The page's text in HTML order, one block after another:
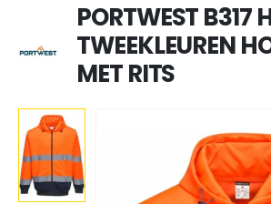
PORTWEST B317
TWEEKLEUREN
MET RITS